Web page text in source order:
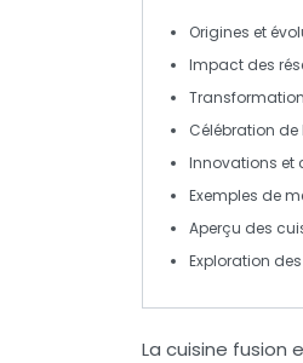
Origines et
Impact des
Célébration de
Innovations et
Exemples de
Aperçu des
Exploration des
La cuisine fusion